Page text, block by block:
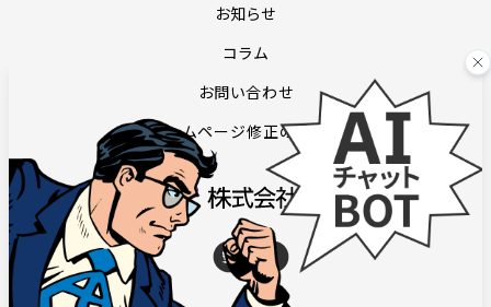
お知らせ
コラム
お問い合わせ
ホームページ修正のご依頼